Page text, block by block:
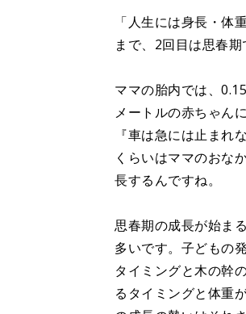
「人生には身長・体
まで、2回目は思春期
ママの胎内では、
メートルの赤ちゃん
『車は急には止まれ
くらいはママのおな
長するんですね。
思春期の成長が始ま
多いです。子どもの
タイミングと木の幹
るタイミングと体重